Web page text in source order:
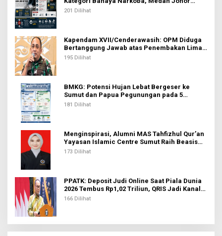
Tertinggi
201 Dilihat
Kapendam XVII/Cenderawasih: OPM Diduga
Bertanggung Jawab atas Penembakan Lima
Pekerja di Tolikara
195 Dilihat
BMKG: Potensi Hujan Lebat Bergeser ke
Sumut dan Papua Pegunungan pada 5
Agustus
181 Dilihat
Menginspirasi, Alumni MAS Tahfizhul Qur’an
Yayasan Islamic Centre Sumut Raih Beasiswa
BIB Kemenag
173 Dilihat
PPATK: Deposit Judi Online Saat Piala Dunia
2026 Tembus Rp1,02 Triliun, QRIS Jadi Kanal
Terbanyak
166 Dilihat